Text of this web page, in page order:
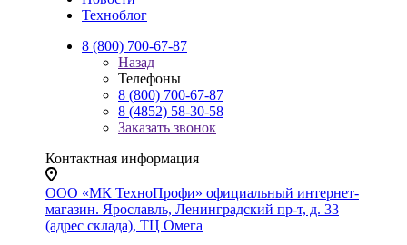
Техноблог
8 (800) 700-67-87
Назад
Телефоны
8 (800) 700-67-87
8 (4852) 58-30-58
Заказать звонок
Контактная информация
ООО «МК ТехноПрофи» официальный интернет-
магазин. Ярославль, Ленинградский пр-т, д. 33
(адрес склада), ТЦ Омега